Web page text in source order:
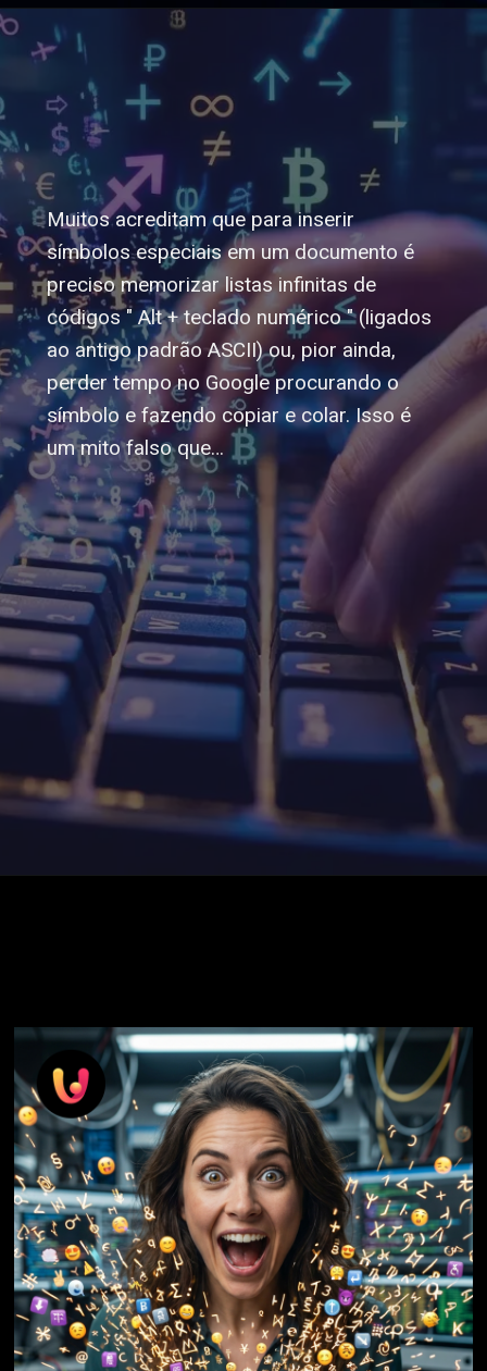
Muitos acreditam que para inserir
símbolos especiais em um documento é
preciso memorizar listas infinitas de
códigos " Alt + teclado numérico " (ligados
ao antigo padrão ASCII) ou, pior ainda,
perder tempo no Google procurando o
símbolo e fazendo copiar e colar. Isso é
um mito falso que…